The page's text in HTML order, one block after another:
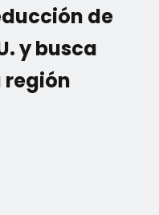
de
y busca
región